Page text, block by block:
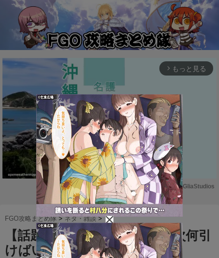
arrow_forward_ios もっと見る
M
u
t
e
Powered by GliaStudios
FGO攻略まとめ隊 >ネタ・雑談 >
【話題】最近始めたんだけど次何引
けばいい・・・・・？